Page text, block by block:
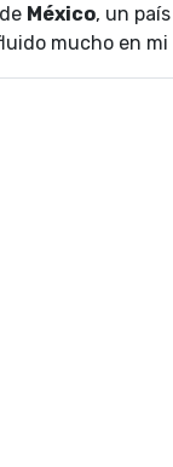
México, un
mucho en